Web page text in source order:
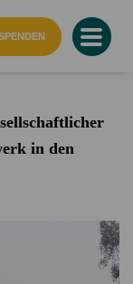
in den